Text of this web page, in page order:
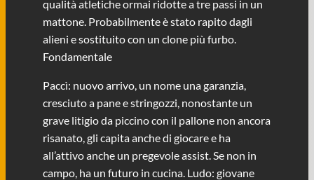
qualità atletiche ormai ridotte a tre passi in un
mattone. Probabilmente è stato rapito dagli
alieni e sostituito con un clone più furbo.
Fondamentale
Paccì: nuovo arrivo, un nome una garanzia,
cresciuto a pane e stringozzi, nonostante un
grave litigio da piccino con il pallone non ancora
risanato, gli capita anche di giocare e ha
all’attivo anche un pregevole assist. Se non in
campo, ha un futuro in cucina. Ludo: giovane